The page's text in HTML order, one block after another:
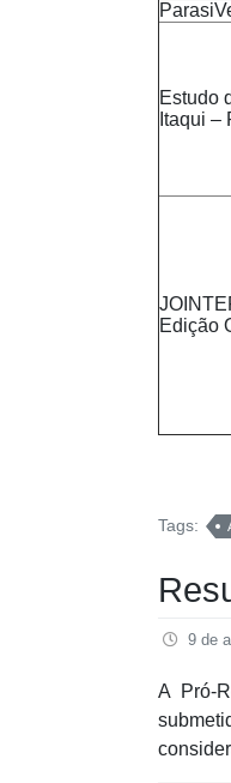
Estudo
Itaqui –
Edição
Tags:
9 de
A Pró-